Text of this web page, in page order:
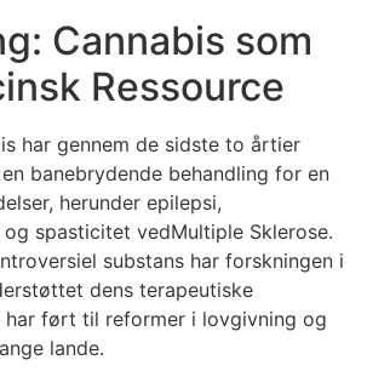
Cannabis som
Ressource
har gennem de sidste to årtier
banebrydende behandling for en
herunder epilepsi,
spasticitet vedMultiple Sklerose.
substans har forskningen i
dens terapeutiske
har ført til reformer i lovgivning og
lande.